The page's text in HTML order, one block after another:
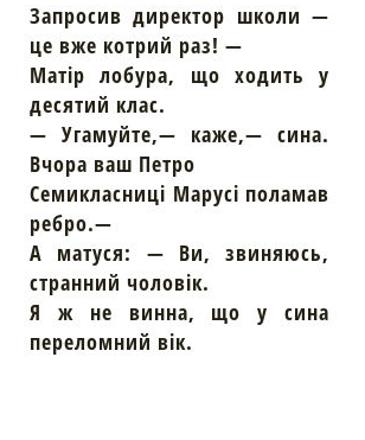
Запросив директор школи —
це вже котрий раз! —
Матір лобура, що ходить у
десятий клас.
— Угамуйте,— каже,— сина.
Вчора ваш Петро
Семикласниці Марусі поламав
ребро.—
А матуся: — Ви, звиняюсь,
странний чоловік.
Я ж не винна, що у сина
переломний вік.